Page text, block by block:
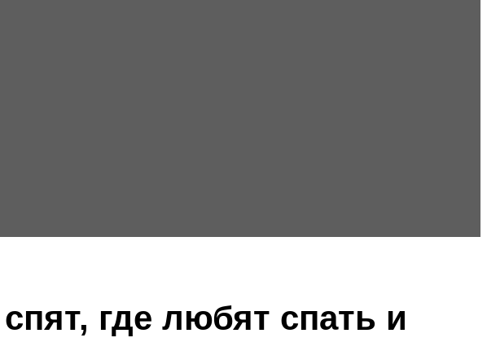
где любят спать и